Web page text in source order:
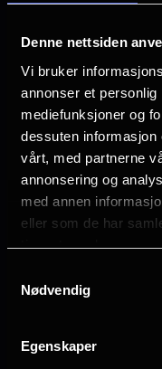
Denne nettsiden
Vi bruker
annonser et
mediefunksjoner og
dessuten informasjon
vårt, med partnerne
annonsering og
med annen
eller som de har
tjenestene deres.
Nødvendig
Egenskaper
and Brendan
Miley Cyrus
Vurdering: (2
Rollebesetning
Maxx Morando
Naomi Campbell
Miley Cyrus
EN
Sjanger
Musikkfilm
Se mer